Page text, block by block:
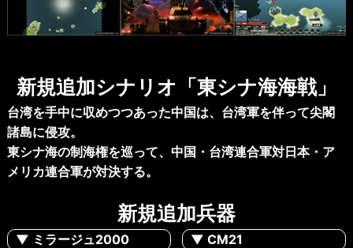
新規追加シナリオ「東シナ海海戦」
台湾を手中に収めつつあった中国は、台湾軍を伴って尖閣
諸島に侵攻。
東シナ海の制海権を巡って、中国・台湾連合軍対日本・ア
メリカ連合軍が対決する。
新規追加兵器
▼ ミラージュ2000
▼ CM21